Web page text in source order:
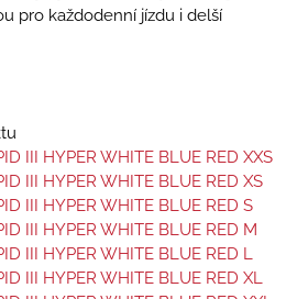
pro každodenní jízdu i delší
III HYPER WHITE BLUE RED XXS
III HYPER WHITE BLUE RED XS
III HYPER WHITE BLUE RED S
III HYPER WHITE BLUE RED M
III HYPER WHITE BLUE RED L
III HYPER WHITE BLUE RED XL